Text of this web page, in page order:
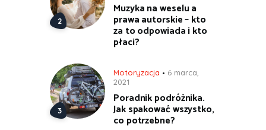
Muzyka na weselu a
prawa autorskie – kto
za to odpowiada i kto
płaci?
Motoryzacja
6 marca,
2021
Poradnik podróżnika.
Jak spakować wszystko,
co potrzebne?